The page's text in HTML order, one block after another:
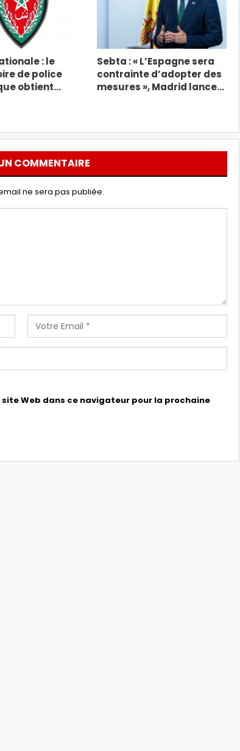
: le
de police
obtient…
Sebta : « L’Espagne sera
contrainte d’adopter des
mesures », Madrid lance…
COMMENTAIRE
ne sera pas publiée.
Web dans ce navigateur pour la prochaine